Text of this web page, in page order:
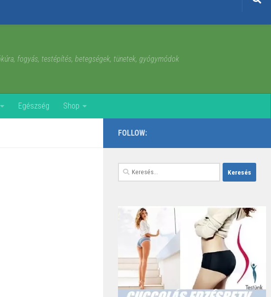
fogyás, testépítés, betegségek, tünetek, gyógymódok
Egészség Shop
FOLLOW:
Keresés: